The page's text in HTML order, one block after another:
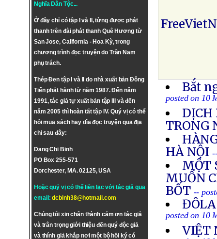
Nghĩa Dân Tộc...
Ở đây chỉ có tập I và II, từng được phát
thanh trên đài phát thanh Quê Hương từ
San Jose, California - Hoa Kỳ, trong
chương trình đọc truyện do Trần Nam
phụ trách.
Thép Đen tập I và II do nhà xuất bản Đông
Tiến phát hành từ năm 1987. Đến năm
1991, tác giả tự xuất bản tập III và đến
năm 2005 thì hoàn tất tập IV. Quý vị có thể
hỏi mua sách hay dĩa đọc truyện qua địa
chỉ sau đây:
Dang Chi Binh
PO Box 255-571
Dorchester, MA. 02125, USA
Hoặc quý vị có thể liên lạc với tác giả qua
email:dcbinh38@hotmail.com
Chúng tôi xin chân thành cám ơn tác giả
và trân trọng giới thiệu đến quý độc giả
và thính giả khắp nơi một bộ hồi ký có
Bắt
posted on 10
DỊCH
TRONG
HÀ NỘI
MỘT
MUỐN
BỐT --
posted on 10
VIỆT